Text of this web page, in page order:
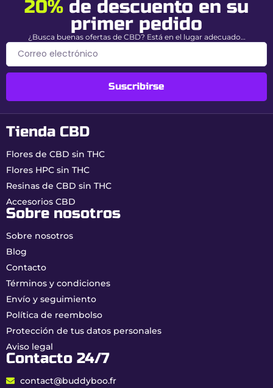
Características de la
Amnesia CBD Buddy
Boo
15% (Energía suave & relajación)
Tipo de
Cultivo
aromático
¿Por qué elegir Amnesia en
Perfil aromático intenso:
Amnesia.
0,00% THC real:
día a día.
Calidad indoor francesa:flores densas, ricas
¿Cómo consumir su
20% de descuento en su
primer pedido
¿Busca buenas ofertas de CBD? Está en el lugar adecuado…
Suscribirse
Tienda CBD
Flores de CBD sin THC
Flores HPC sin THC
Resinas de CBD sin THC
Accesorios CBD
Contacto 24/7
contact@buddyboo.fr
Sobre nosotros
Sobre nosotros
Blog
Contacto
Términos y condiciones
Envío y seguimiento
Política de reembolso
Protección de tus datos personales
Aviso legal